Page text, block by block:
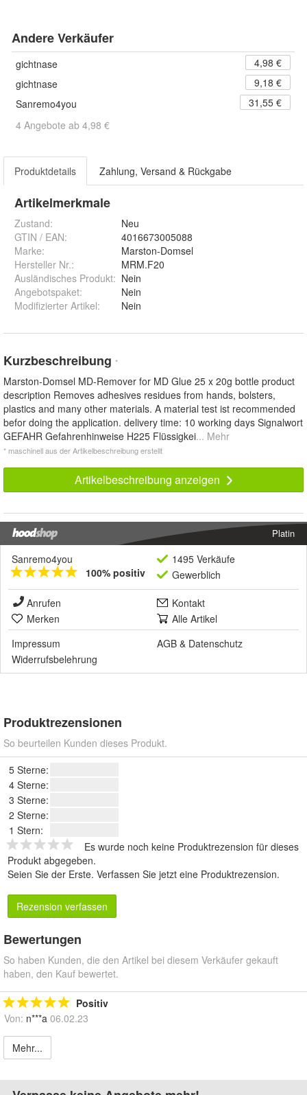
Andere Verkäufer
gichtnase
4,98 €
gichtnase
9,18 €
Sanremo4you
31,55 €
4 Angebote ab 4,98 €
Produktdetails Zahlung, Versand & Rückgabe
Artikelmerkmale
Zustand:
Neu
GTIN / EAN:
4016673005088
Marke:
Marston-Domsel
Hersteller Nr.:
MRM.F20
Ausländisches Produkt: Nein
Angebotspaket:
Nein
Modifizierter Artikel: Nein
Kurzbeschreibung *
Marston-Domsel MD-Remover for MD Glue 25 x 20g bottle product
description Removes adhesives residues from hands, bolsters,
plastics and many other materials. A material test ist recommended
befor doing the application. delivery time: 10 working days Signalwort
GEFAHR Gefahrenhinweise H225 Flüssigkei... Mehr
* maschinell aus der Artikelbeschreibung erstellt
Artikelbeschreibung anzeigen
Platin
Sanremo4you
100% positiv
1495 Verkäufe
Gewerblich
Anrufen
Kontakt
Merken
Alle Artikel
Impressum
AGB & Datenschutz
Widerrufsbelehrung
Produktrezensionen
So beurteilen Kunden dieses Produkt.
5 Sterne:
4 Sterne:
3 Sterne:
2 Sterne:
1 Stern:
Es wurde noch keine Produktrezension für dieses
Produkt abgegeben.
Seien Sie der Erste. Verfassen Sie jetzt eine Produktrezension.
Rezension verfassen
Bewertungen
So haben Kunden, die den Artikel bei diesem Verkäufer gekauft
haben, den Kauf bewertet.
Positiv
Von: n***a 06.02.23
Mehr...